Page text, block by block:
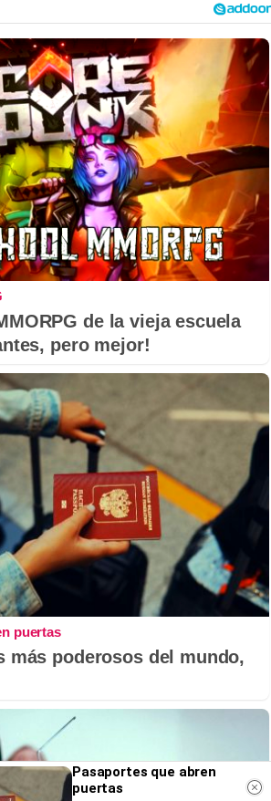
de la vieja escuela
pero mejor!
puertas
más poderosos del mundo,
Pasaportes que abren
puertas